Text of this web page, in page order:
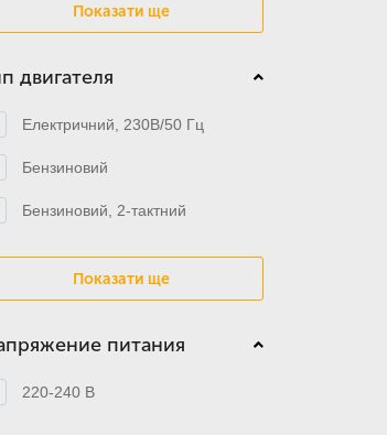
Показати ще
двигателя
Електричний, 230В/50 Гц
Бензиновий
Бензиновий, 2-тактний
Показати ще
питания
220-240 В